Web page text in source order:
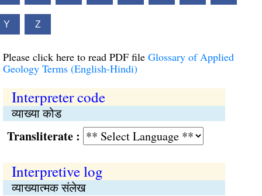
Y Z
Please click here to read PDF file Glossary of Applied
Geology Terms (English-Hindi)
Interpreter code
व्याख्या कोड
:
Interpretive log
व्याख्यात्मक संलेख